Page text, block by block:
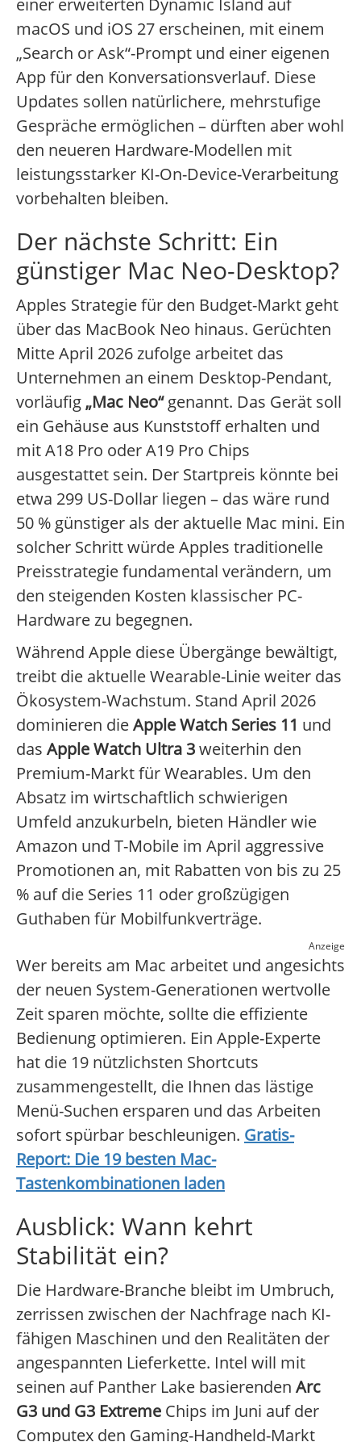
einer erweiterten Dynamic Island auf
macOS und iOS 27 erscheinen, mit einem
„Search or Ask“-Prompt und einer eigenen
App für den Konversationsverlauf. Diese
Updates sollen natürlichere, mehrstufige
Gespräche ermöglichen – dürften aber wohl
den neueren Hardware-Modellen mit
leistungsstarker KI-On-Device-Verarbeitung
vorbehalten bleiben.
Der nächste Schritt: Ein
günstiger Mac Neo-Desktop?
Apples Strategie für den Budget-Markt geht
über das MacBook Neo hinaus. Gerüchten
Mitte April 2026 zufolge arbeitet das
Unternehmen an einem Desktop-Pendant,
vorläufig „Mac Neo“genannt. Das Gerät soll
ein Gehäuse aus Kunststoff erhalten und
mit A18 Pro oder A19 Pro Chips
ausgestattet sein. Der Startpreis könnte bei
etwa 299 US-Dollar liegen – das wäre rund
50 % günstiger als der aktuelle Mac mini. Ein
solcher Schritt würde Apples traditionelle
Preisstrategie fundamental verändern, um
den steigenden Kosten klassischer PC-
Hardware zu begegnen.
Während Apple diese Übergänge bewältigt,
treibt die aktuelle Wearable-Linie weiter das
Ökosystem-Wachstum. Stand April 2026
dominieren dieApple Watch Series 11 und
das Apple Watch Ultra 3weiterhin den
Premium-Markt für Wearables. Um den
Absatz im wirtschaftlich schwierigen
Umfeld anzukurbeln, bieten Händler wie
Amazon und T-Mobile im April aggressive
Promotionen an, mit Rabatten von bis zu 25
% auf die Series 11 oder großzügigen
Guthaben für Mobilfunkverträge.
Anzeige
Wer bereits am Mac arbeitet und angesichts
der neuen System-Generationen wertvolle
Zeit sparen möchte, sollte die effiziente
Bedienung optimieren. Ein Apple-Experte
hat die 19 nützlichsten Shortcuts
zusammengestellt, die Ihnen das lästige
Menü-Suchen ersparen und das Arbeiten
sofort spürbar beschleunigen. Gratis-
Report: Die 19 besten Mac-
Tastenkombinationen laden
Ausblick: Wann kehrt
Stabilität ein?
Die Hardware-Branche bleibt im Umbruch,
zerrissen zwischen der Nachfrage nach KI-
fähigen Maschinen und den Realitäten der
angespannten Lieferkette. Intel will mit
seinen auf Panther Lake basierenden Arc
G3 und G3 Extreme Chips im Juni auf der
Computex den Gaming-Handheld-Markt